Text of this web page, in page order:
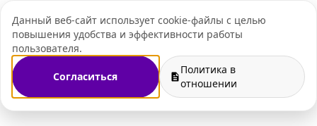
Данный веб-сайт использует cookie-файлы с целью
повышения удобства и эффективности работы
пользователя.
Согласиться
Политика в
отношении
+7 (495) 109-07-
Ежедневники и блокноты Наборы с ежедневниками